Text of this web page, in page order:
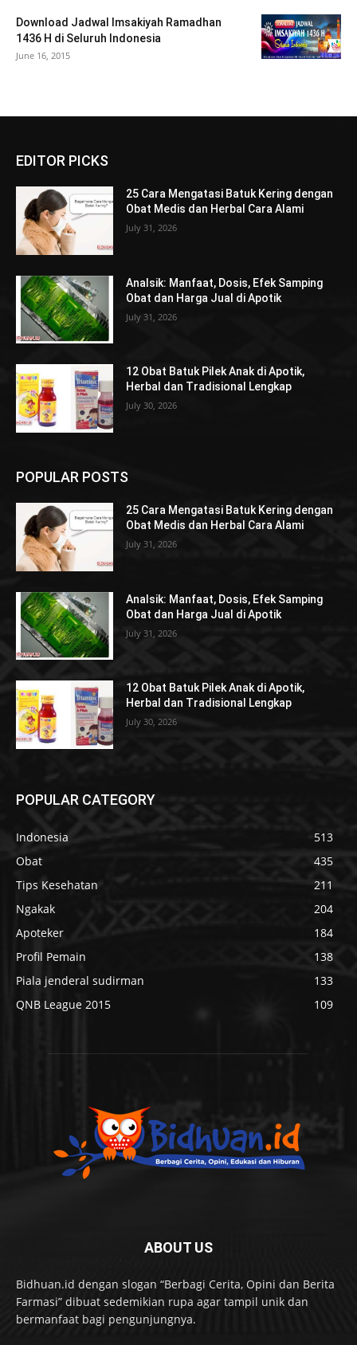
Download Jadwal Imsakiyah Ramadhan
1436 H di Seluruh Indonesia
June 16, 2015
EDITOR PICKS
25 Cara Mengatasi Batuk Kering dengan
Obat Medis dan Herbal Cara Alami
July 31, 2026
Analsik: Manfaat, Dosis, Efek Samping
Obat dan Harga Jual di Apotik
July 31, 2026
12 Obat Batuk Pilek Anak di Apotik,
Herbal dan Tradisional Lengkap
July 30, 2026
POPULAR POSTS
25 Cara Mengatasi Batuk Kering dengan
Obat Medis dan Herbal Cara Alami
July 31, 2026
Analsik: Manfaat, Dosis, Efek Samping
Obat dan Harga Jual di Apotik
July 31, 2026
12 Obat Batuk Pilek Anak di Apotik,
Herbal dan Tradisional Lengkap
July 30, 2026
POPULAR CATEGORY
Indonesia
513
Obat
435
Tips Kesehatan
211
Ngakak
204
Apoteker
184
Profil Pemain
138
Piala jenderal sudirman
133
QNB League 2015
109
ABOUT US
Bidhuan.id dengan slogan “Berbagi Cerita, Opini dan Berita
Farmasi” dibuat sedemikian rupa agar tampil unik dan
bermanfaat bagi pengunjungnya.